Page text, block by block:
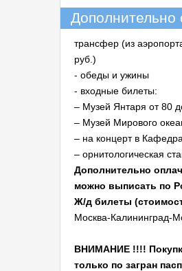
Дополнительно
трансфер (из
руб.)
- обеды и ужины
- входные билеты:
– Музей Янтаря от 80
– Музей Мирового
– на концерт в
– орнитологическая
Дополнительно
можно выписать по
Ж/д билеты
Москва-Калининград-
ВНИМАНИЕ !!!!
только по загран